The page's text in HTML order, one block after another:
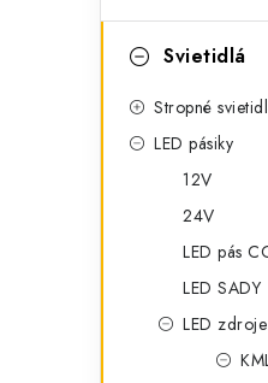
l
Svietidlá
Stropné
LED pásiky
12V
24V
LED pás
LED SADY
LED